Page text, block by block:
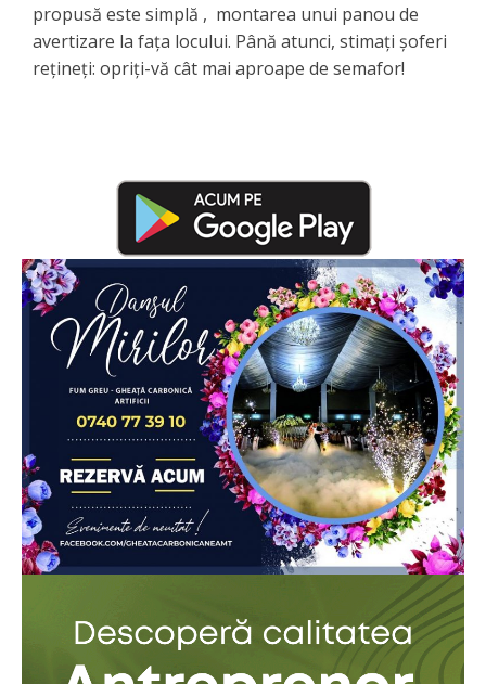
propusă este simplă , montarea unui panou de
avertizare la fața locului. Până atunci, stimați șoferi
rețineți: opriți-vă cât mai aproape de semafor!